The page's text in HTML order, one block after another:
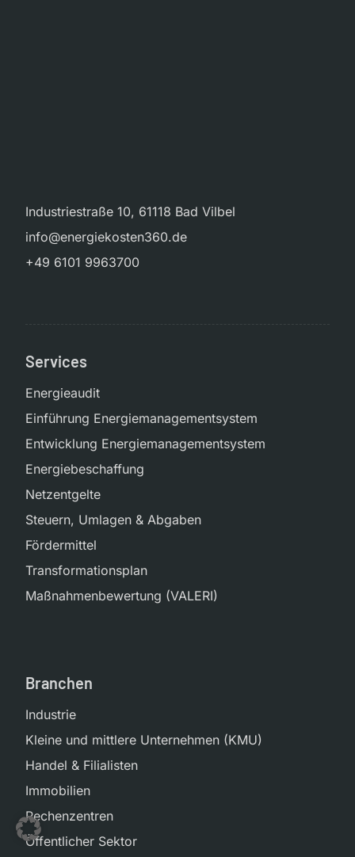
Industriestraße 10, 61118 Bad Vilbel
info@energiekosten360.de
+49 6101 9963700
Services
Energieaudit
Einführung Energiemanagementsystem
Entwicklung Energiemanagementsystem
Energiebeschaffung
Netzentgelte
Steuern, Umlagen & Abgaben
Fördermittel
Transformationsplan
Maßnahmenbewertung (VALERI)
Branchen
Industrie
Kleine und mittlere Unternehmen (KMU)
Handel & Filialisten
Immobilien
Rechenzentren
Öffentlicher Sektor